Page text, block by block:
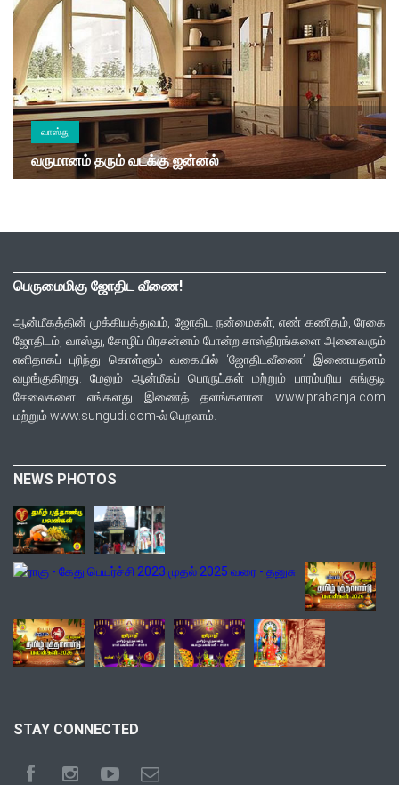
வாஸ்து
வருமானம் தரும் வடக்கு ஜன்னல்
பெருமைமிகு ஜோதிட வீணை!
ஆன்மீகத்தின் முக்கியத்துவம், ஜோதிட நன்மைகள், எண் கணிதம், ரேகை
ஜோதிடம், வாஸ்து, சோழிப் பிரசன்னம் போன்ற சாஸ்திரங்களை அனைவரும்
எளிதாகப் புரிந்து கொள்ளும் வகையில் ‘ஜோதிடவீணை’ இணையதளம்
வழங்குகிறது. மேலும் ஆன்மீகப் பொருட்கள் மற்றும் பாரம்பரிய சுங்குடி
சேலைகளை எங்களது இணைத் தளங்களான www.prabanja.com
மற்றும் www.sungudi.com-ல் பெறலாம்.
NEWS PHOTOS
STAY CONNECTED